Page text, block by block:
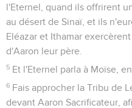
l'Eternel, quand ils offrirent
au désert de Sinaï, et ils
Eléazar et Ithamar
d'Aaron leur père.
5 Et l'Eternel parla à Moïse,
6 Fais approcher la Tribu de
devant Aaron Sacrificateur,